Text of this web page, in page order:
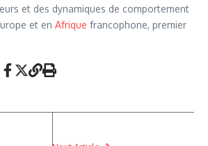
et des dynamiques de comportement
et en Afrique francophone, premier